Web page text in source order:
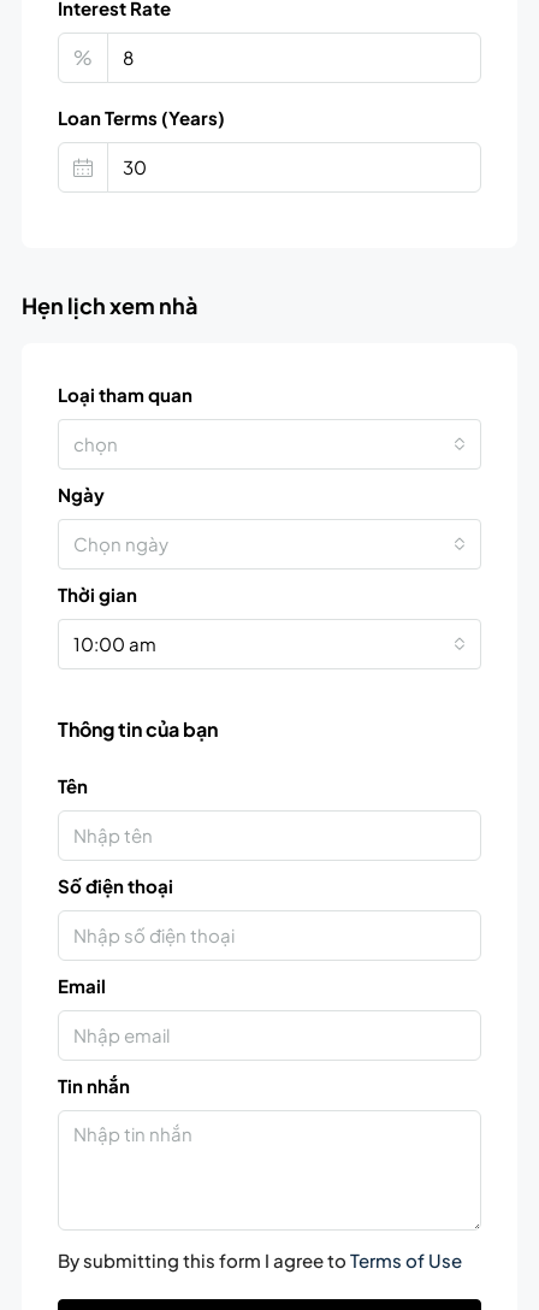
Interest Rate
%
Loan Terms (Years)
Hẹn lịch xem nhà
Loại tham quan
chọn
Ngày
Chọn ngày
Thời gian
10:00 am
Thông tin của bạn
Tên
Số điện thoại
Email
Tin nhắn
By submitting this form I agree to Terms of Use